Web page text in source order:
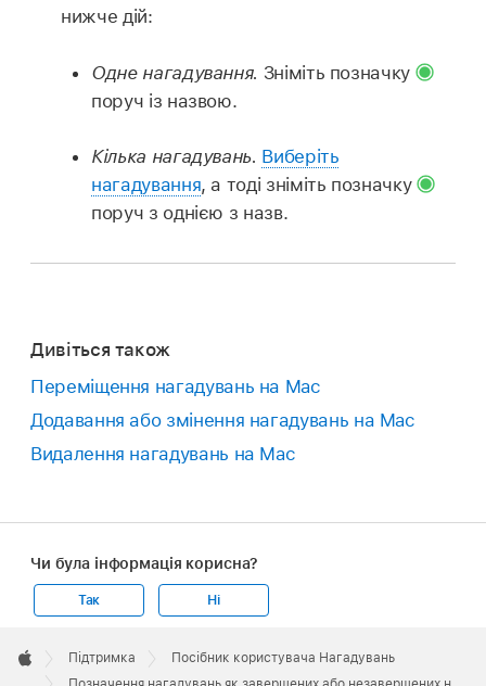
нижче дій:
Одне нагадування. Зніміть позначку
поруч із назвою.
Кілька нагадувань. Виберіть
нагадування, а тоді зніміть позначку
поруч з однією з назв.
Дивіться також
Переміщення нагадувань на Mac
Додавання або змінення нагадувань на Mac
Видалення нагадувань на Mac
Чи була інформація корисна?
Так Ні
Footer

Apple
Підтримка
Посібник користувача Нагадувань